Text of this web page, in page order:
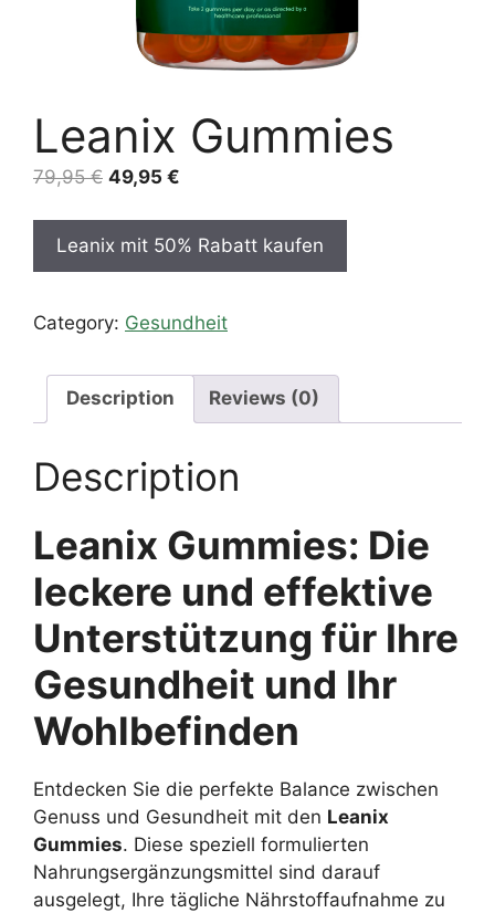
Leanix Gummies
79,95€ Original
79,95 €.
49,95 €
49,95 €.
Leanix mit 50% Rabatt kaufen
Category: Gesundheit
Description Reviews (0)
Description
Leanix Gummies: Die
leckere und effektive
Unterstützung für Ihre
Gesundheit und Ihr
Wohlbefinden
Entdecken Sie die perfekte Balance zwischen
Genuss und Gesundheit mit den Leanix
Gummies. Diese speziell formulierten
Nahrungsergänzungsmittel sind darauf
ausgelegt, Ihre tägliche Nährstoffaufnahme zu